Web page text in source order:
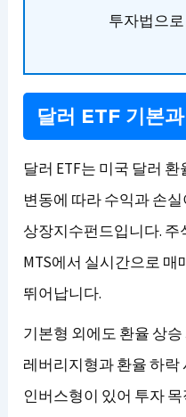
투자법으
달러 ETF 기본
달러 ETF는 미국 달러
변동에 따라 수익과 손
상장지수펀드입니다. 주
MTS에서 실시간으로 매
뛰어납니다.
기본형 외에도 환율 상
레버리지형과 환율 하락
인버스형이 있어 투자